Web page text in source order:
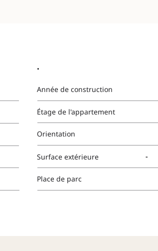
.
Année de construction
Étage de l'appartement
Orientation
Surface extérieure -
Place de parc